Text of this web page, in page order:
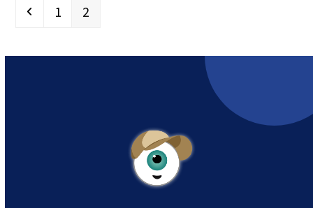
Anterior
Page
1 Page
2